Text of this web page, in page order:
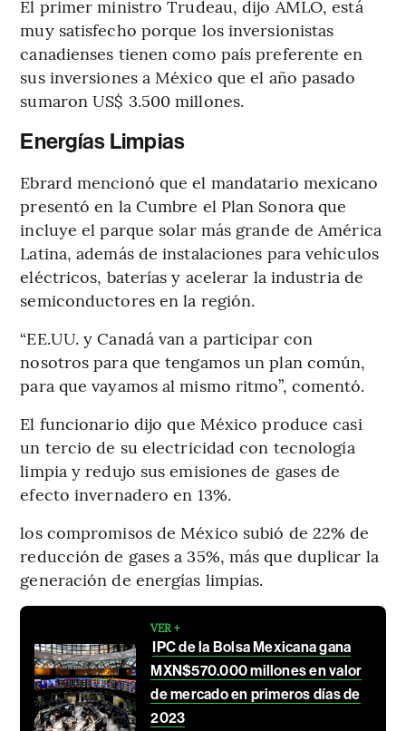
El primer ministro Trudeau, dijo AMLO, está
muy satisfecho porque los inversionistas
canadienses tienen como país preferente en
sus inversiones a México que el año pasado
sumaron US$ 3.500 millones.
Energías Limpias
Ebrard mencionó que el mandatario mexicano
presentó en la Cumbre el Plan Sonora que
incluye el parque solar más grande de América
Latina, además de instalaciones para vehículos
eléctricos, baterías y acelerar la industria de
semiconductores en la región.
“EE.UU. y Canadá van a participar con
nosotros para que tengamos un plan común,
para que vayamos al mismo ritmo”, comentó.
El funcionario dijo que México produce casi
un tercio de su electricidad con tecnología
limpia y redujo sus emisiones de gases de
efecto invernadero en 13%.
los compromisos de México subió de 22% de
reducción de gases a 35%, más que duplicar la
generación de energías limpias.
VER +
IPC de la Bolsa Mexicana gana
MXN$570.000 millones en valor
de mercado en primeros días de
2023